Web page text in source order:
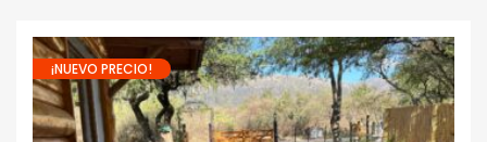
¡NUEVO PRECIO!